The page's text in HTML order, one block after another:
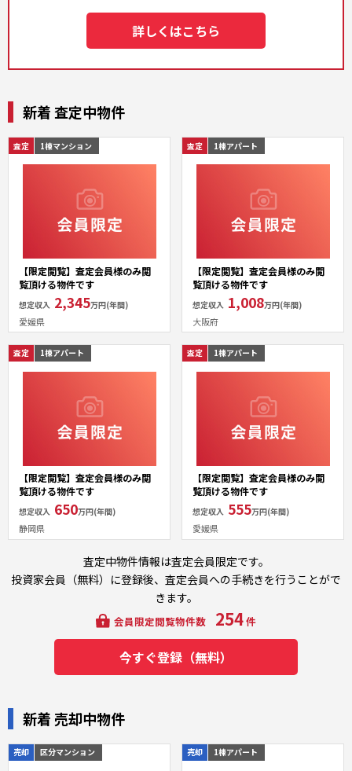
詳しくはこちら
新着 査定中物件
査定 1棟マンション
【限定閲覧】査定会員様のみ閲
覧頂ける物件です
想定収入 2,345万円(年間)
愛媛県
査定 1棟アパート
【限定閲覧】査定会員様のみ閲
覧頂ける物件です
想定収入 1,008万円(年間)
大阪府
査定 1棟アパート
【限定閲覧】査定会員様のみ閲
覧頂ける物件です
想定収入 650万円(年間)
静岡県
査定 1棟アパート
【限定閲覧】査定会員様のみ閲
覧頂ける物件です
想定収入 555万円(年間)
愛媛県
査定中物件情報は査定会員限定です。
投資家会員（無料）に登録後、査定会員への手続きを行うことがで
きます。
会員限定閲覧物件数 254件
今すぐ登録（無料）
新着 売却中物件
売却 区分マンション 売却 1棟アパート